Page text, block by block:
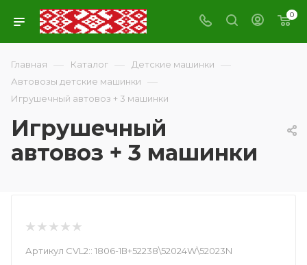
0
Главная — Каталог — Детские машинки —
Автовозы детские машинки —
Игрушечный автовоз + 3 машинки
Игрушечный
автовоз + 3 машинки
Артикул CVL2:: 1806-1В+52238\52024W\52023N